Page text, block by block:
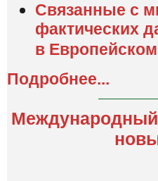
Связанные с
фактических
в
Подробнее...
Международный